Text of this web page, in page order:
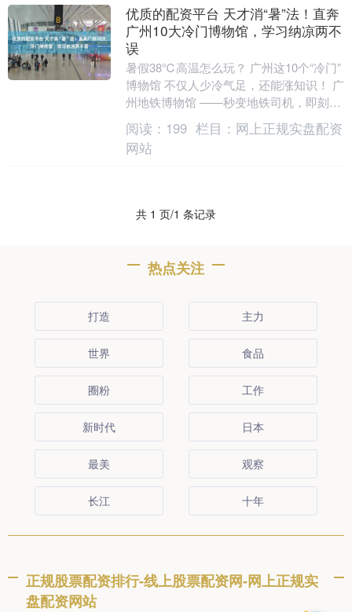
优质的配资平台 天才消“暑”法！直奔
广州10大冷门博物馆，学习纳凉两不
误
暑假38℃高温怎么玩？ 广州这10个“冷门”
博物馆 不仅人少冷气足，还能涨知识！ 广
州地铁博物馆 ——秒变地铁司机，即刻发
车！ 3层展区，10大主题站，38+活....
阅读： 199 栏目： 网上正规实盘配资
网站
共 1 页/1 条记录
热点关注
打造 主力
世界 食品
圈粉 工作
新时代 日本
最美 观察
长江 十年
正规股票配资排行-线上股票配资网-网上正规实
盘配资网站